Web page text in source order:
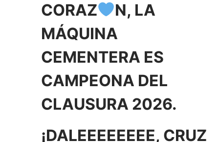
CORAZ
N, LA
MÁQUINA
CEMENTERA ES
CAMPEONA DEL
CLAUSURA 2026.
¡DALEEEEEEEE, CRUZ